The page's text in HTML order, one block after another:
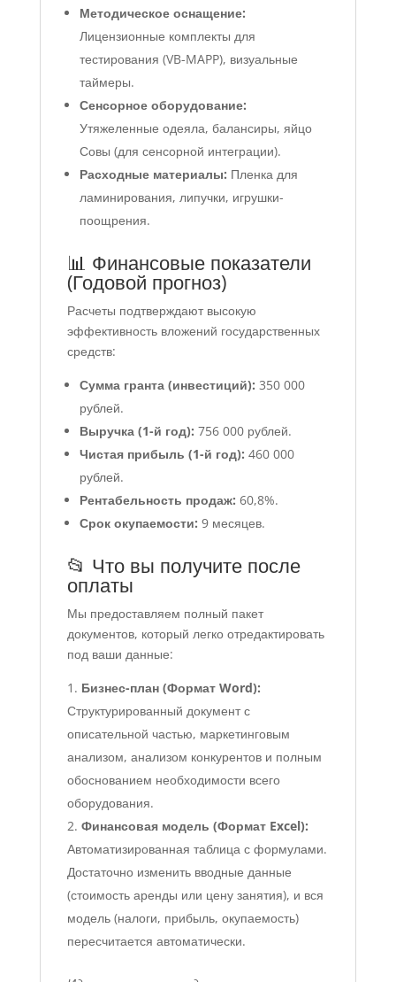
Методическое оснащение:
Лицензионные комплекты для
тестирования (VB-MAPP), визуальные
таймеры.
Сенсорное оборудование:
Утяжеленные одеяла, балансиры, яйцо
Совы (для сенсорной интеграции).
Расходные материалы: Пленка для
ламинирования, липучки, игрушки-
поощрения.
📊 Финансовые показатели
(Годовой прогноз)
Расчеты подтверждают высокую
эффективность вложений государственных
средств:
Сумма гранта (инвестиций): 350 000
рублей.
Выручка (1-й год): 756 000 рублей.
Чистая прибыль (1-й год): 460 000
рублей.
Рентабельность продаж: 60,8%.
Срок окупаемости: 9 месяцев.
📂 Что вы получите после
оплаты
Мы предоставляем полный пакет
документов, который легко отредактировать
под ваши данные:
Бизнес-план (Формат Word):
Структурированный документ с
описательной частью, маркетинговым
анализом, анализом конкурентов и полным
обоснованием необходимости всего
оборудования.
Финансовая модель (Формат Excel):
Автоматизированная таблица с формулами.
Достаточно изменить вводные данные
(стоимость аренды или цену занятия), и вся
модель (налоги, прибыль, окупаемость)
пересчитается автоматически.